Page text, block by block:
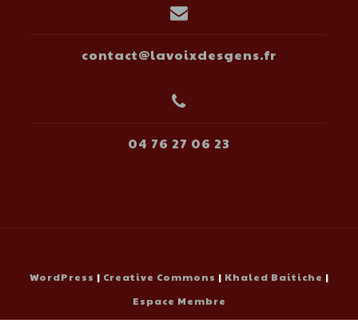
contact@lavoixdesgens.fr
04 76 27 06 23
WordPress | Creative Commons | Khaled Baitiche |
Espace Membre